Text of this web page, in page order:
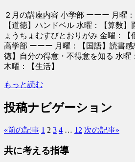
２月の講座内容 小学部 ーーー 月曜
【道徳】ハンドベル 水曜：【算数
ょうちょむすびとおりがみ 金曜：【
高学部 ーーー 月曜：【国語】読書
徳】自分の得意・不得意を知る 水曜
木曜：【生活】
もっと読む
投稿ナビゲーション
«前の記事 1 2 3 4 … 12 次の記事»
共に考える指導